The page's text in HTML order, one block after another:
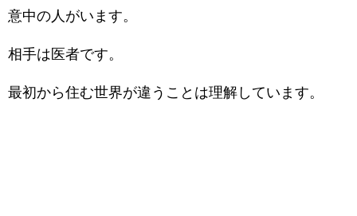
意中の人がいます。
相手は医者です。
最初から住む世界が違うことは理解しています。